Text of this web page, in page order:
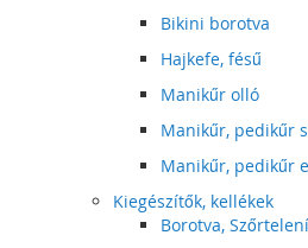
Bikini borotva
Hajkefe, fésű
Manikűr olló
Manikűr, pedikűr
Manikűr, pedikűr
Kiegészítők, kellékek
Borotva,